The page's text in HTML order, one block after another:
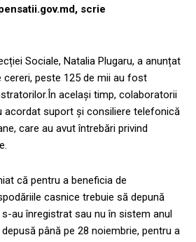
scrie
Sociale, Natalia Plugaru, a anunțat
cereri, peste 125 de mii au fost
același timp, colaboratorii
acordat suport și consiliere telefonică
care au avut întrebări privind
că pentru a beneficia de
casnice trebuie să depună
au înregistrat sau nu în sistem anul
până pe 28 noiembrie, pentru a